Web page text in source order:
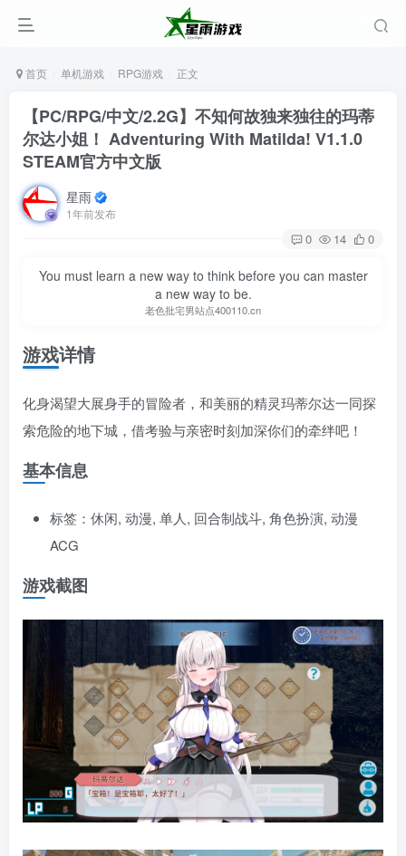
首页 单机游戏 RPG游戏 正文
【PC/RPG/中文/2.2G】不知何故独来独往的玛蒂
尔达小姐！ Adventuring With Matilda! V1.1.0
STEAM官方中文版
星雨
1年前发布
0 14 0
You must learn a new way to think before you can master
a new way to be.
老色批宅男站点400110.cn
游戏详情
化身渴望大展身手的冒险者，和美丽的精灵玛蒂尔达一同探
索危险的地下城，借考验与亲密时刻加深你们的牵绊吧！
基本信息
标签：休闲, 动漫, 单人, 回合制战斗, 角色扮演, 动漫
ACG
游戏截图